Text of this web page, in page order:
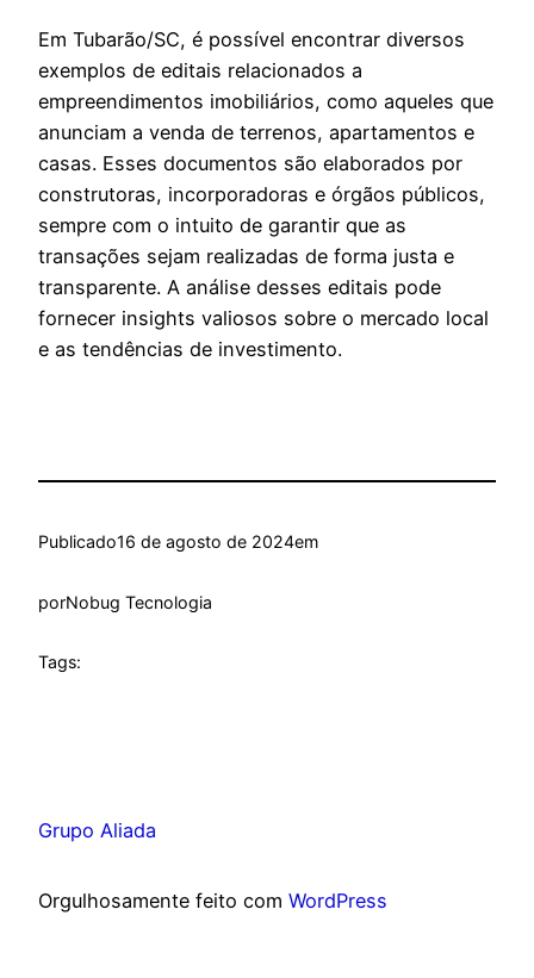
Em Tubarão/SC, é possível encontrar diversos
exemplos de editais relacionados a
empreendimentos imobiliários, como aqueles que
anunciam a venda de terrenos, apartamentos e
casas. Esses documentos são elaborados por
construtoras, incorporadoras e órgãos públicos,
sempre com o intuito de garantir que as
transações sejam realizadas de forma justa e
transparente. A análise desses editais pode
fornecer insights valiosos sobre o mercado local
e as tendências de investimento.
Publicado16 de agosto de 2024em
porNobug Tecnologia
Tags:
Grupo Aliada
Orgulhosamente feito com WordPress